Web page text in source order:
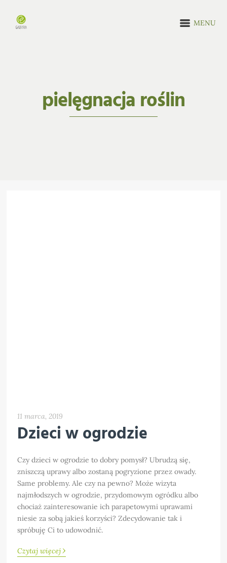
MENU
pielęgnacja roślin
11 marca, 2019
Dzieci w ogrodzie
Czy dzieci w ogrodzie to dobry pomysł? Ubrudzą się,
zniszczą uprawy albo zostaną pogryzione przez owady.
Same problemy. Ale czy na pewno? Może wizyta
najmłodszych w ogrodzie, przydomowym ogródku albo
chociaż zainteresowanie ich parapetowymi uprawami
niesie za sobą jakieś korzyści? Zdecydowanie tak i
spróbuję Ci to udowodnić.
Czytaj więcej›